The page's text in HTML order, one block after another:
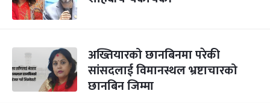
अख्तियारको छानबिनमा परेकी
सांसदलाई विमानस्थल भ्रष्टाचारको
छानबिन जिम्मा